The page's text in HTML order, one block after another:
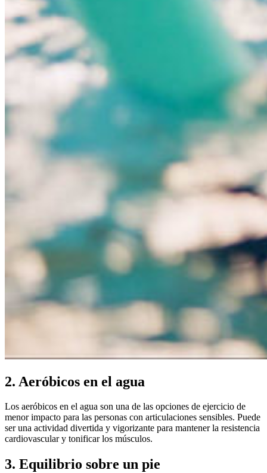
2. Aeróbicos en el agua
Los aeróbicos en el agua son una de las opciones de ejercicio de
menor impacto para las personas con articulaciones sensibles. Puede
ser una actividad divertida y vigorizante para mantener la resistencia
cardiovascular y tonificar los músculos.
3. Equilibrio sobre un pie